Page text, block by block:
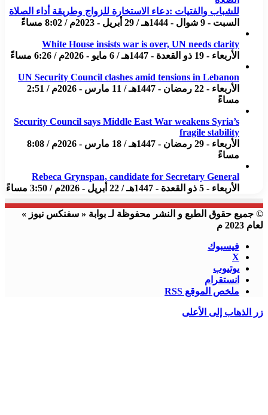
للشباب والفتيات :دعاء الاستخارة للزواج وطريقة أداء الصلاة
السبت - 9 شوال - 1444هـ / 29 أبريل - 2023م / 8:02 مساءً
White House insists war is over, UN needs clarity
الأربعاء - 19 ذو القعدة - 1447هـ / 6 مايو - 2026م / 6:26 مساءً
UN Security Council clashes amid tensions in Lebanon
الأربعاء - 22 رمضان - 1447هـ / 11 مارس - 2026م / 2:51
مساءً
Security Council says Middle East War weakens Syria’s
fragile stability
الأربعاء - 29 رمضان - 1447هـ / 18 مارس - 2026م / 8:08
مساءً
Rebeca Grynspan, candidate for Secretary General
الأربعاء - 5 ذو القعدة - 1447هـ / 22 أبريل - 2026م / 3:50 مساءً
© جميع حقوق الطبع و النشر محفوظة لـ بوابة « سفنكس نيوز »
لعام 2023 م
فيسبوك
X
يوتيوب
انستقرام
ملخص الموقع RSS
زر الذهاب إلى الأعلى